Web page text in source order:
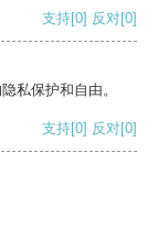
支持[0] 反对[0]
私保护和自由。
支持[0] 反对[0]